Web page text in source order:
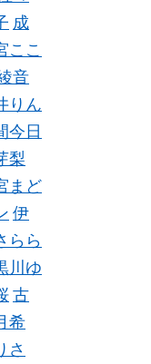
成
ここ
音
りん
今日
梨
まど
伊
らら
川ゆ
古
希
さ